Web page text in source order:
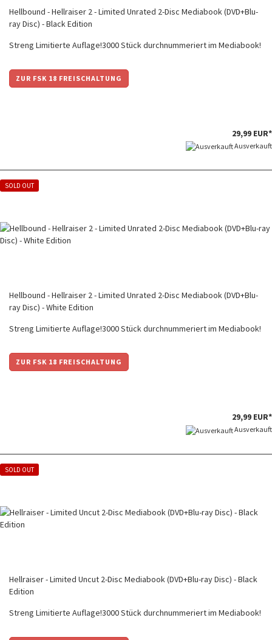
Hellbound - Hellraiser 2 - Limited Unrated 2-Disc Mediabook (DVD+Blu-
ray Disc) - Black Edition
Streng Limitierte Auflage!3000 Stück durchnummeriert im Mediabook!
ZUR FSK 18 FREISCHALTUNG
29,99 EUR*
Ausverkauft
SOLD OUT
Hellbound - Hellraiser 2 - Limited Unrated 2-Disc Mediabook (DVD+Blu-
ray Disc) - White Edition
Streng Limitierte Auflage!3000 Stück durchnummeriert im Mediabook!
ZUR FSK 18 FREISCHALTUNG
29,99 EUR*
Ausverkauft
SOLD OUT
Hellraiser - Limited Uncut 2-Disc Mediabook (DVD+Blu-ray Disc) - Black
Edition
Streng Limitierte Auflage!3000 Stück durchnummeriert im Mediabook!